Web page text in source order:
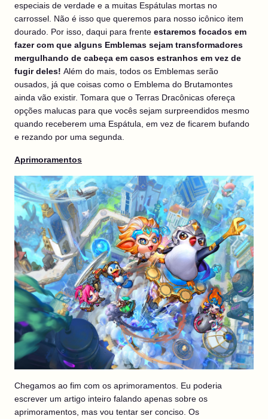
especiais de verdade e a muitas Espátulas mortas no
carrossel. Não é isso que queremos para nosso icônico item
dourado. Por isso, daqui para frente estaremos focados em
fazer com que alguns Emblemas sejam transformadores
mergulhando de cabeça em casos estranhos em vez de
fugir deles! Além do mais, todos os Emblemas serão
ousados, já que coisas como o Emblema do Brutamontes
ainda vão existir. Tomara que o Terras Dracônicas ofereça
opções malucas para que vocês sejam surpreendidos mesmo
quando receberem uma Espátula, em vez de ficarem bufando
e rezando por uma segunda.
Aprimoramentos
Chegamos ao fim com os aprimoramentos. Eu poderia
escrever um artigo inteiro falando apenas sobre os
aprimoramentos, mas vou tentar ser conciso. Os